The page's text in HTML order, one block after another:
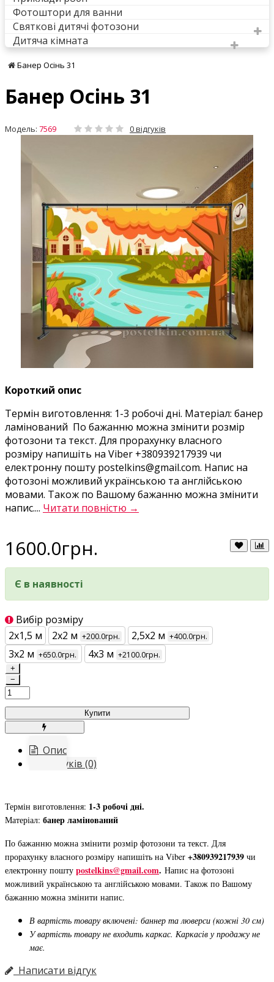
Фотоштори для ванни
Святкові дитячі фотозони
Дитяча кімната
Банер Осінь 31
Банер Осінь 31
Модель: 7569 0 відгуків
Короткий опис
Термін виготовлення: 1-3 робочі дні. Матеріал: банер
ламінований По бажанню можна змінити розмір
фотозони та текст. Для прорахунку власного
розміру напишіть на Viber +380939217939 чи
електронну пошту postelkins@gmail.com. Напис на
фотозоні можливий українською та англійською
мовами. Також по Вашому бажанню можна змінити
напис.... Читати повністю →
1600.0грн.
Є в наявності
Вибір розміру
2х1,5 м
2х2 м +200.0грн. 2,5х2 м +400.0грн.
3х2 м +650.0грн. 4х3 м +2100.0грн.
+
−
Купити
Опис
Відгуків (0)
Термін виготовлення: 1-3 робочі дні.
Матеріал: банер ламінований
По бажанню можна змінити розмір фотозони та текст. Для
прорахунку власного розміру напишіть на Viber +380939217939 чи
електронну пошту postelkins@gmail.com. Напис на фотозоні
можливий українською та англійською мовами. Також по Вашому
бажанню можна змінити напис.
В вартість товару включені: баннер та люверси (кожні 30 см)
У вартість товару не входить каркас. Каркасів у продажу не
має.
Написати відгук